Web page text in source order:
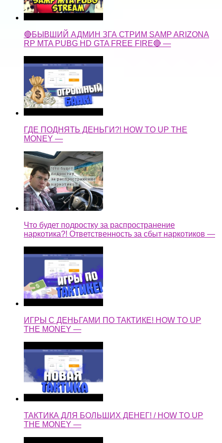
🔴БЫВШИЙ АДМИН ЗГА СТРИМ SAMP ARIZONA
RP MTA PUBG HD GTA FREE FIRE🔴 —
ГДЕ ПОДНЯТЬ ДЕНЬГИ?! HOW TO UP THE
MONEY —
Что будет подростку за распространение
наркотика?! Ответственность за сбыт наркотиков —
ИГРЫ С ДЕНЬГАМИ ПО ТАКТИКЕ! HOW TO UP
THE MONEY —
ТАКТИКА ДЛЯ БОЛЬШИХ ДЕНЕГ! / HOW TO UP
THE MONEY —